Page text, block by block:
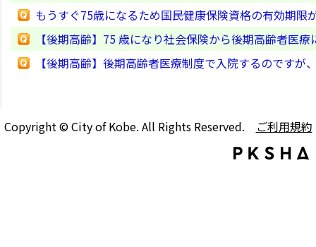
もうすぐ75歳になるため国民健康保険資格の有効期限
【後期高齢】75 歳になり社会保険から後期高齢者医
【後期高齢】後期高齢者医療制度で入院するのです
Copyright © City of Kobe. All Rights Reserved. ご利用規約